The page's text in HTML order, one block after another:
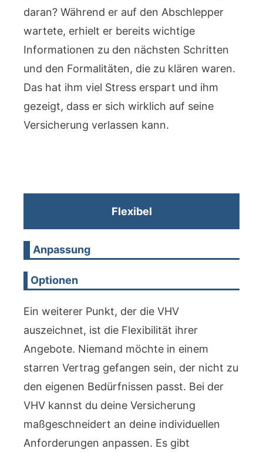
daran? Während er auf den Abschlepper
wartete, erhielt er bereits wichtige
Informationen zu den nächsten Schritten
und den Formalitäten, die zu klären waren.
Das hat ihm viel Stress erspart und ihm
gezeigt, dass er sich wirklich auf seine
Versicherung verlassen kann.
Flexibel
Anpassung
Optionen
Ein weiterer Punkt, der die VHV
auszeichnet, ist die Flexibilität ihrer
Angebote. Niemand möchte in einem
starren Vertrag gefangen sein, der nicht zu
den eigenen Bedürfnissen passt. Bei der
VHV kannst du deine Versicherung
maßgeschneidert an deine individuellen
Anforderungen anpassen. Es gibt